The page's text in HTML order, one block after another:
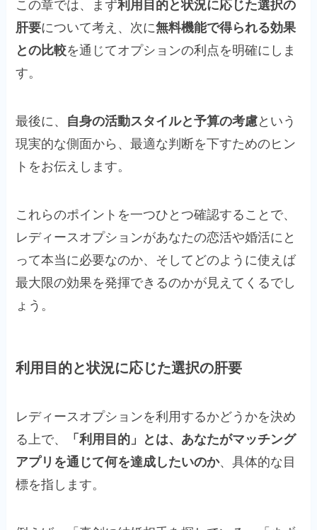
この章では、まず利用目的と状況に応じた選択の
肝要について考え、次に無料機能で得られる効果
との比較を通じてオプションの利点を明確にしま
す。
最後に、 自身の活動スタイルと予算の考慮という
現実的な側面から、最適な判断を下すためのヒン
トをお伝えします。
これらのポイントを一つひとつ確認することで、
レディースオプションがあなたの恋活や婚活にと
って本当に必要なのか、そしてどのように使えば
最大限の効果を発揮できるのかが見えてくるでし
ょう。
利用目的と状況に応じた選択の肝要
レディースオプションを利用するかどうかを決め
る上で、
「利用目的」とは、あなたがマッチング
アプリを通じて何を達成したいのか、具体的な目
標を指します。